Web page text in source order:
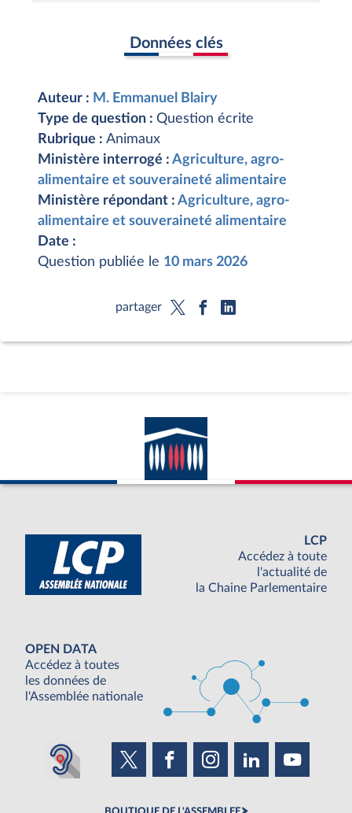
Données clés
Auteur : M. Emmanuel Blairy
Type de question : Question écrite
Rubrique : Animaux
Ministère interrogé : Agriculture, agro-
alimentaire et souveraineté alimentaire
Ministère répondant : Agriculture, agro-
alimentaire et souveraineté alimentaire
Date :
Question publiée le 10 mars 2026
partager
LCP
Accédez à toute
l'actualité de
la Chaine Parlementaire
OPEN DATA
Accédez à toutes
les données de
l'Assemblée nationale